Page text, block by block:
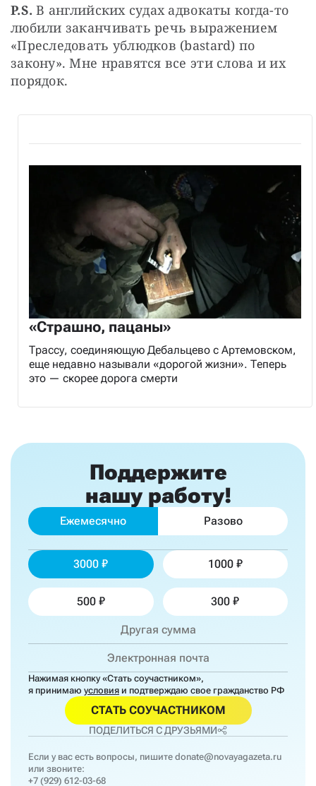
P.S. В английских судах адвокаты когда-то
любили заканчивать речь выражением
«Преследовать ублюдков (bastard) по
закону». Мне нравятся все эти слова и их
порядок.
«Страшно, пацаны»
Трассу, соединяющую Дебальцево с Артемовском,
еще недавно называли «дорогой жизни». Теперь
это — скорее дорога смерти
Поддержите
нашу работу!
Ежемесячно Разово
3000 1000
500 300
Нажимая кнопку «Стать соучастником»,
я принимаю условия и подтверждаю свое гражданство РФ
СТАТЬ СОУЧАСТНИКОМ
ПОДЕЛИТЬСЯ С ДРУЗЬЯМИ
Если у вас есть вопросы, пишите donate@novayagazeta.ru
или звоните:
+7 (929) 612-03-68